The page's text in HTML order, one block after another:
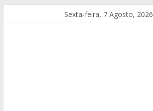
Sexta-feira, 7 Agosto, 2026